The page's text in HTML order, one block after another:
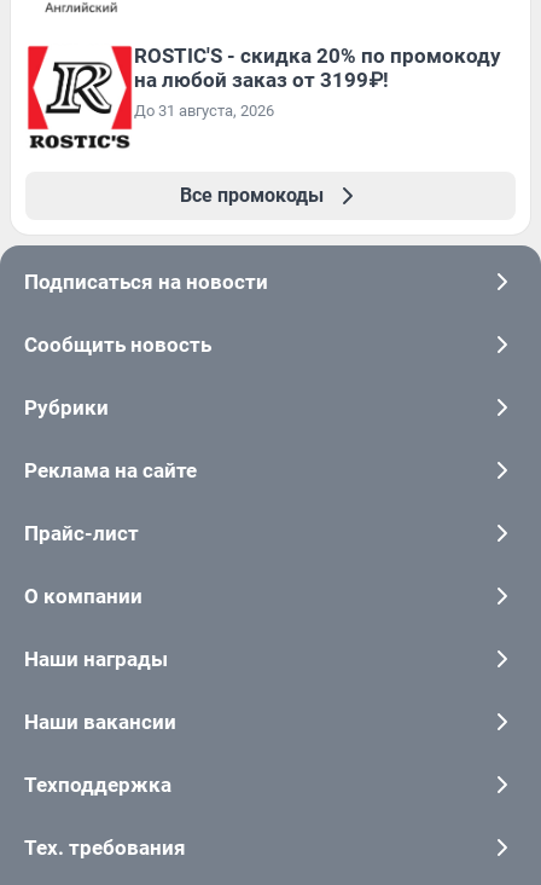
ROSTIC'S - скидка 20% по промокоду
на любой заказ от 3199₽!
До 31 августа, 2026
Все промокоды
Подписаться на новости
Сообщить новость
Рубрики
Реклама на сайте
Прайс-лист
О компании
Наши награды
Наши вакансии
Техподдержка
Тех. требования